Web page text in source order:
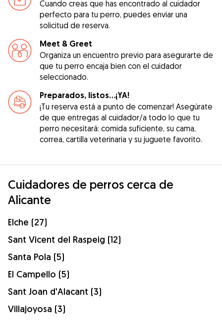
Cuando creas que has encontrado al cuidador
perfecto para tu perro, puedes enviar una
solicitud de reserva.
Meet & Greet
Organiza un encuentro previo para asegurarte de
que tu perro encaja bien con el cuidador
seleccionado.
Preparados, listos...¡YA!
¡Tu reserva está a punto de comenzar! Asegúrate
de que entregas al cuidador/a todo lo que tu
perro necesitará: comida suficiente, su cama,
correa, cartilla veterinaria y su juguete favorito.
Cuidadores de perros cerca de
Alicante
Elche (27)
Sant Vicent del Raspeig (12)
Santa Pola (5)
El Campello (5)
Sant Joan d'Alacant (3)
Villajoyosa (3)